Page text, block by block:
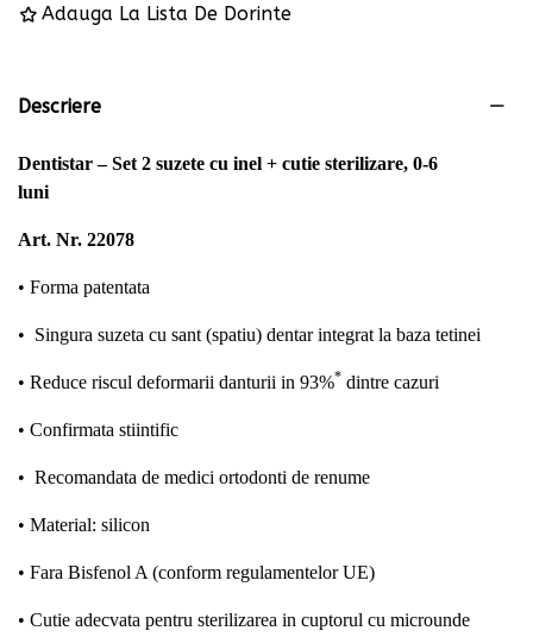
Adauga La Lista De Dorinte
Descriere
Dentistar – Set 2 suzete cu inel + cutie sterilizare, 0-6
luni
Art. Nr. 22078
• Forma patentata
• Singura suzeta cu sant (spatiu) dentar integrat la baza tetinei
• Reduce riscul deformarii danturii in 93%* dintre cazuri
• Confirmata stiintific
• Recomandata de medici ortodonti de renume
• Material: silicon
• Fara Bisfenol A (conform regulamentelor UE)
• Cutie adecvata pentru sterilizarea in cuptorul cu microunde